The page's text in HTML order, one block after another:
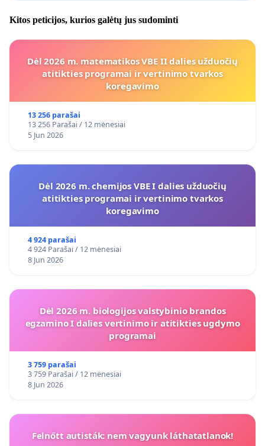
Kitos peticijos, kurios galėtų jus sudominti
Dėl 2026 m. matematikos VBE II dalies užduočių
atitikties programai ir vertinimo tvarkos
koregavimo
13 256 parašai
13 256 Parašai / 12 mėnesiai
5 Jun 2026
Dėl 2026 m. chemijos VBE I dalies užduočių
atitikties programai ir vertinimo tvarkos
koregavimo
4 924 parašai
4 924 Parašai / 12 mėnesiai
8 Jun 2026
Dėl 2026 m. biologijos valstybinio brandos
egzamino I dalies vertinimo ir atitikties ugdymo
programai
3 759 parašai
3 759 Parašai / 12 mėnesiai
8 Jun 2026
Felnőtt autisták: nem vagyunk láthatatlanok!